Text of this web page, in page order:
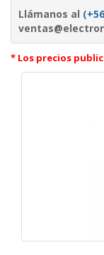
Llámanos al
* Los precios